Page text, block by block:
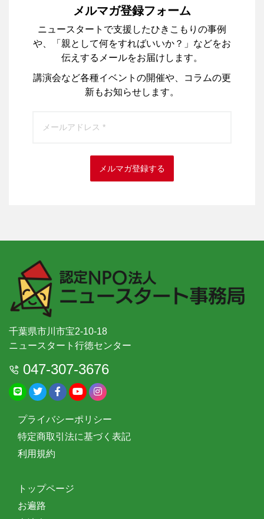
メルマガ登録フォーム
ニュースタートで支援したひきこもりの事例
や、「親として何をすればいいか？」などをお
伝えするメールをお届けします。
講演会など各種イベントの開催や、コラムの更
新もお知らせします。
メルマガ登録する
千葉県市川市宝2-10-18
ニュースタート行徳センター
047-307-3676
プライバシーポリシー
特定商取引法に基づく表記
利用規約
トップページ
お遍路